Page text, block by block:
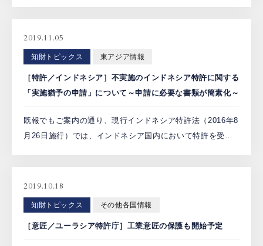
[…]
2019.11.05
知財トピックス 東アジア情報
［特許／インドネシア］不実施のインドネシア特許に関する
「実施猶予の申請」について～申請に必要な書類が簡素化～
既報でもご案内の通り、現行インドネシア特許法（2016年8
月26日施行）では、インドネシア国内において特許を受け
[…]
2019.10.18
知財トピックス その他各国情報
［意匠／ユーラシア特許庁］工業意匠の保護も開始予定